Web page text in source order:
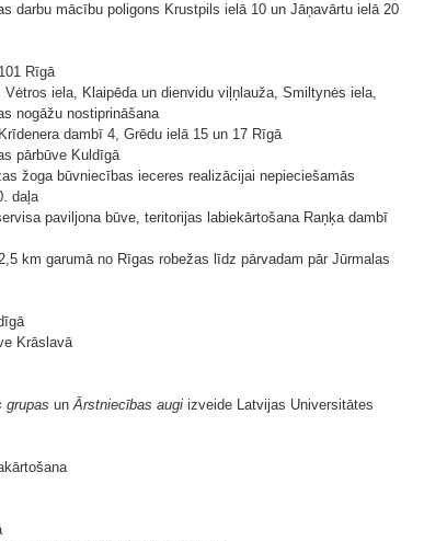
darbu mācību poligons Krustpils ielā 10 un Jāņavārtu ielā 20
Rīgā
iela, Klaipēda un dienvidu viļņlauža, Smiltynės iela,
nogāžu nostiprināšana
dambī 4, Grēdu ielā 15 un 17 Rīgā
pārbūve Kuldīgā
žoga būvniecības ieceres realizācijai nepieciešamās
daļa
paviljona būve, teritorijas labiekārtošana Raņķa dambī
km garumā no Rīgas robežas līdz pārvadam pār Jūrmalas
Krāslavā
grupas unĀrstniecības augi izveide Latvijas Universitātes